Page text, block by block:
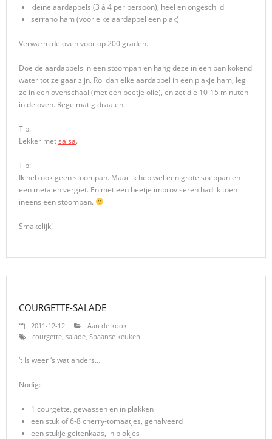
kleine aardappels (3 á 4 per persoon), heel en ongeschild
serrano ham (voor elke aardappel een plak)
Verwarm de oven voor op 200 graden.
Doe de aardappels in een stoompan en hang deze in een pan kokend
water tot ze gaar zijn. Rol dan elke aardappel in een plakje ham, leg
ze in een ovenschaal (met een beetje olie), en zet die 10-15 minuten
in de oven. Regelmatig draaien.
Tip:
Lekker metsalsa.
Tip:
Ik heb ook geen stoompan. Maar ik heb wel een grote soeppan en
een metalen vergiet. En met een beetje improviseren had ik toen
ineens een stoompan.
Smakelijk!
COURGETTE-SALADE
2011-12-12
Aan de kook
courgette, salade, Spaanse keuken
‘t Is weer ‘s wat anders…
Nodig:
1 courgette, gewassen en in plakken
een stuk of 6-8 cherry-tomaatjes, gehalveerd
een stukje geitenkaas, in blokjes